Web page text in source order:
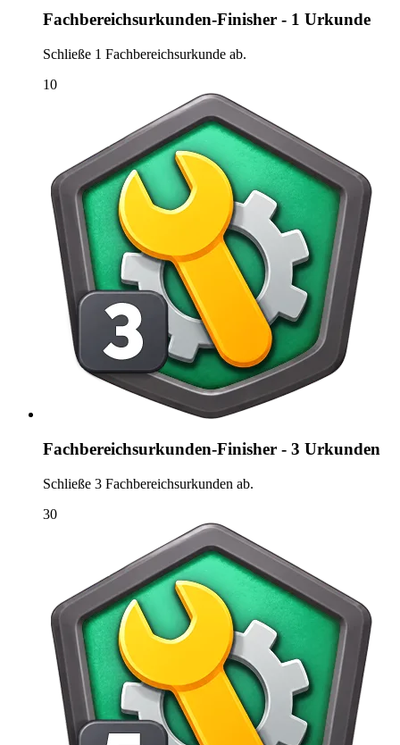
Fachbereichsurkunden-Finisher - 1 Urkunde
Schließe 1 Fachbereichsurkunde ab.
10
Fachbereichsurkunden-Finisher - 3 Urkunden
Schließe 3 Fachbereichsurkunden ab.
30